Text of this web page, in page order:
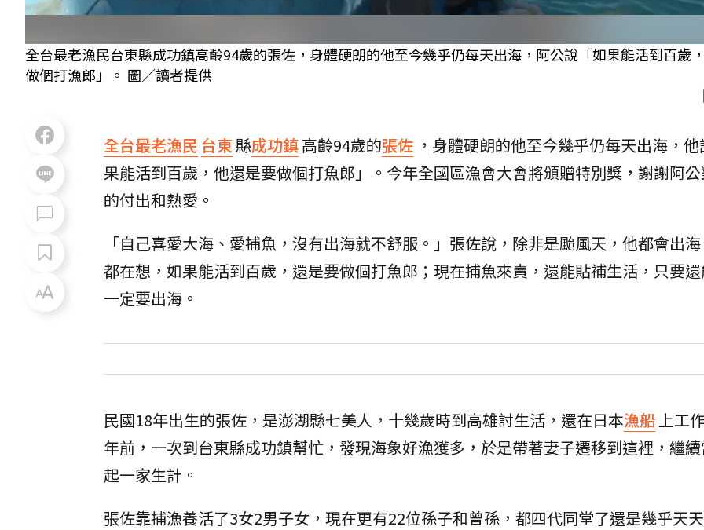
全台最老漁民台東縣成功鎮高齡94歲的張佐，身體硬朗的他至今幾乎仍每天出海，阿公說「如果能活到百歲
做個打漁郎」。 圖／讀者提供
全台最老漁民 台東縣成功鎮高齡94歲的張佐 ，身體硬朗的他至今幾乎仍每天出海，
果能活到百歲，他還是要做個打魚郎」。今年全國區漁會大會將頒贈特別獎，謝謝阿
的付出和熱愛。
「自己喜愛大海、愛捕魚，沒有出海就不舒服。」張佐說，除非是颱風天，他都會出
都在想，如果能活到百歲，還是要做個打魚郎；現在捕魚來賣，還能貼補生活，只要
一定要出海。
民國18年出生的張佐，是澎湖縣七美人，十幾歲時到高雄討生活，還在日本漁船上工
年前，一次到台東縣成功鎮幫忙，發現海象好漁獲多，於是帶著妻子遷移到這裡，繼
起一家生計。
張佐靠捕漁養活了3女2男子女，現在更有22位孫子和曾孫，都四代同堂了還是幾乎天